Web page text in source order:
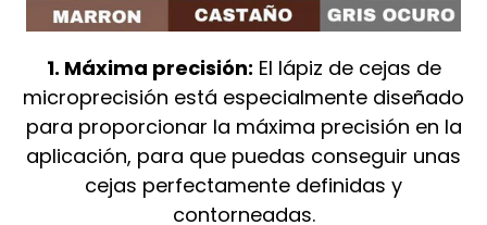
1. Máxima precisión: El lápiz de cejas de
microprecisión está especialmente diseñado
para proporcionar la máxima precisión en la
aplicación, para que puedas conseguir unas
cejas perfectamente definidas y
contorneadas.